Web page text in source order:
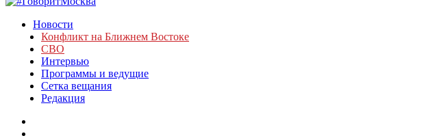
Новости
Конфликт на Ближнем Востоке
СВО
Интервью
Программы и ведущие
Сетка вещания
Редакция